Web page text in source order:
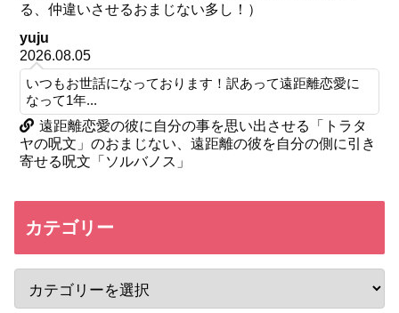
る、仲違いさせるおまじない多し！）
yuju
2026.08.05
いつもお世話になっております！訳あって遠距離恋愛に
なって1年...
遠距離恋愛の彼に自分の事を思い出させる「トラタ
ヤの呪文」のおまじない、遠距離の彼を自分の側に引き
寄せる呪文「ソルバノス」
カテゴリー